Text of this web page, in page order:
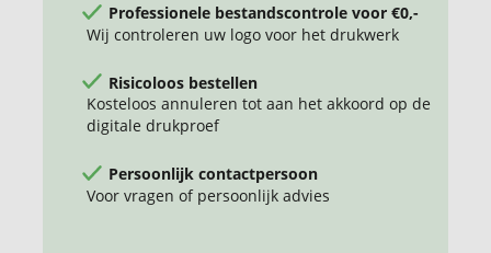
Professionele bestandscontrole voor €0,-
Wij controleren uw logo voor het drukwerk
Risicoloos bestellen
Kosteloos annuleren tot aan het akkoord op de
digitale drukproef
Persoonlijk contactpersoon
Voor vragen of persoonlijk advies